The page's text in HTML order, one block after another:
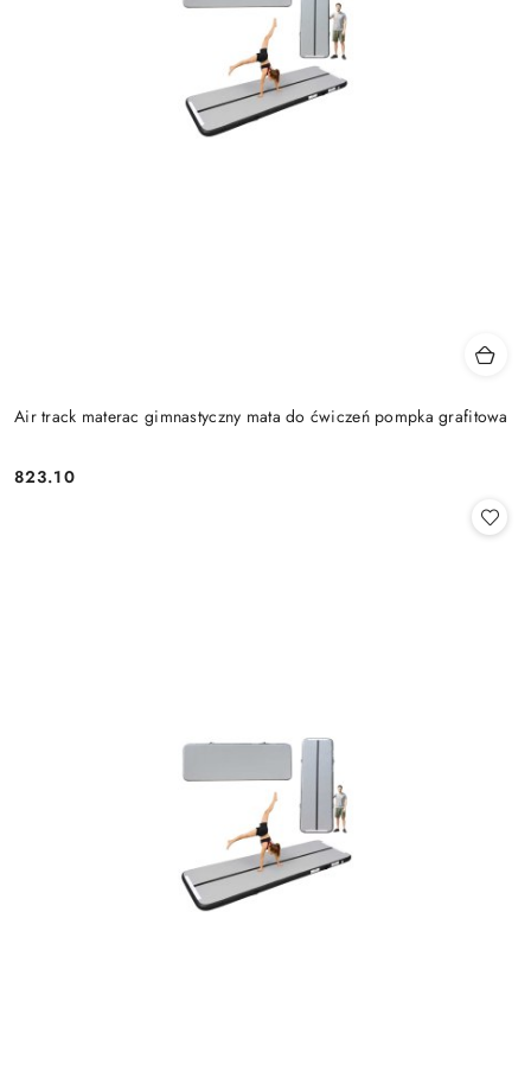
Air track materac gimnastyczny mata do ćwiczeń pompka grafitowa
Cena:
823.10